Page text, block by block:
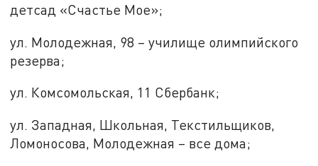
детсад «Счастье Мое»;
ул. Молодежная, 98 – училище олимпийского
резерва;
ул. Комсомольская, 11 Сбербанк;
ул. Западная, Школьная, Текстильщиков,
Ломоносова, Молодежная – все дома;